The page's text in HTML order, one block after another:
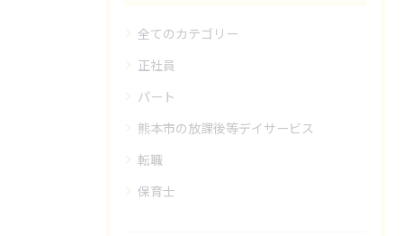
全てのカテゴリー
正社員
パート
熊本市の放課後等デイサービス
転職
保育士